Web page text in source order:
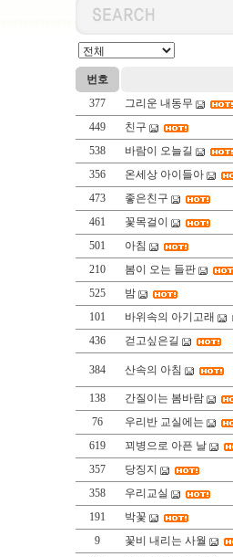
번호
377
그리운 내동무
449
친구
538
바람이 오늘길
356
온세상 아이들아
473
좋은친구
461
꽃목걸이
501
아침
210
봄이 오는 들판
525
밤
101
바위속의 아기고래
436
걷고싶은길
384 산속의 아침
138
간질이는 봄바람
76
우리반 교실에는
619
꾀병으로 아픈 날
357
당징지
358
우리교실
191
박꽃
9
꽃비 내리는 사월